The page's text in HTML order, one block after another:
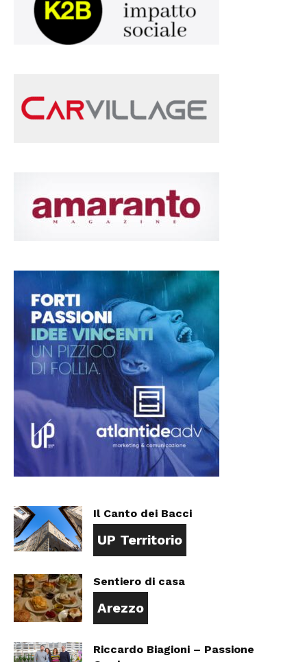
Il Canto dei Bacci
UP Territorio
Sentiero di casa
Arezzo
Riccardo Biagioni – Passione